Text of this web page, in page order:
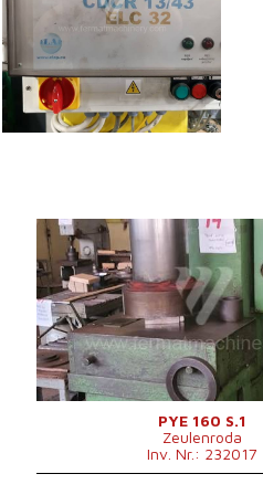
Baujahr:
0
Presskraft
160
Die Abmessungen des
Desktop
Stößelabmessungen
Hauptmotorleistung
15
Maschinenabmessungen L x
B x H
mm
Maschinengewicht
nein
PYE 160 S.1
Zeulenroda
Inv. Nr.: 232017